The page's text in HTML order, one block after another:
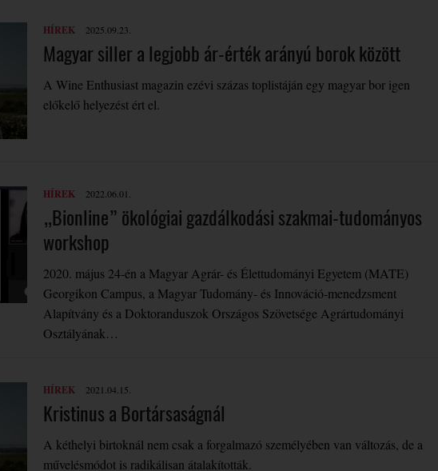
HÍREK 2025.09.23.
Magyar siller a legjobb ár-érték arányú borok között
A Wine Enthusiast magazin ezévi százas toplistáján egy magyar bor igen
előkelő helyezést ért el.
HÍREK 2022.06.01.
„Bionline” ökológiai gazdálkodási szakmai-tudományos
workshop
2020. május 24-én a Magyar Agrár- és Élettudományi Egyetem (MATE)
Georgikon Campus, a Magyar Tudomány- és Innováció-menedzsment
Alapítvány és a Doktoranduszok Országos Szövetsége Agrártudományi
Osztályának…
HÍREK 2021.04.15.
Kristinus a Bortársaságnál
A kéthelyi birtoknál nem csak a forgalmazó személyében van változás, de a
művelésmódot is radikálisan átalakították.